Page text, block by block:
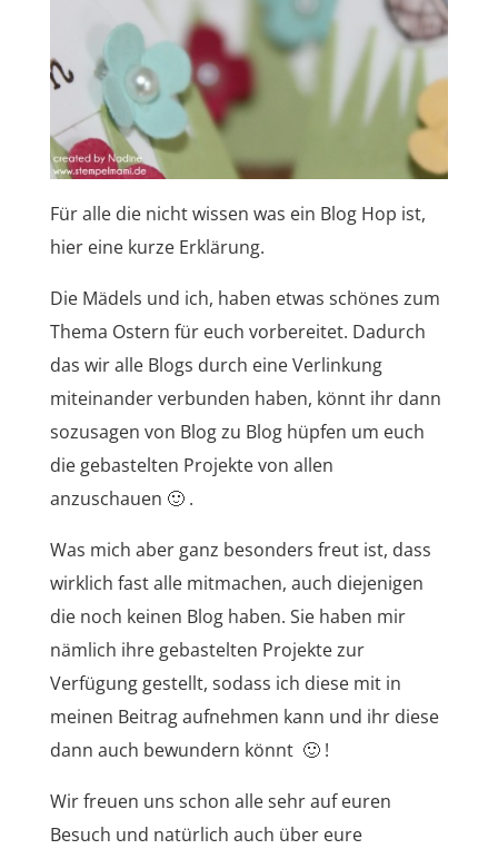
Für alle die nicht wissen was ein Blog Hop ist,
hier eine kurze Erklärung.
Die Mädels und ich, haben etwas schönes zum
Thema Ostern für euch vorbereitet. Dadurch
das wir alle Blogs durch eine Verlinkung
miteinander verbunden haben, könnt ihr dann
sozusagen von Blog zu Blog hüpfen um euch
die gebastelten Projekte von allen
anzuschauen 🙂 .
Was mich aber ganz besonders freut ist, dass
wirklich fast alle mitmachen, auch diejenigen
die noch keinen Blog haben. Sie haben mir
nämlich ihre gebastelten Projekte zur
Verfügung gestellt, sodass ich diese mit in
meinen Beitrag aufnehmen kann und ihr diese
dann auch bewundern könnt 🙂 !
Wir freuen uns schon alle sehr auf euren
Besuch und natürlich auch über eure